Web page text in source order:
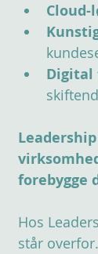
Cloud-
Digital
forebygge
Hos
står